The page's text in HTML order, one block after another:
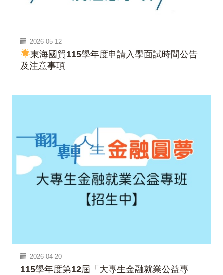
2026-05-12
東海國貿115學年度申請入學面試時間公告
及注意事項
2026-04-20
115學年度第12屆「大專生金融就業公益專